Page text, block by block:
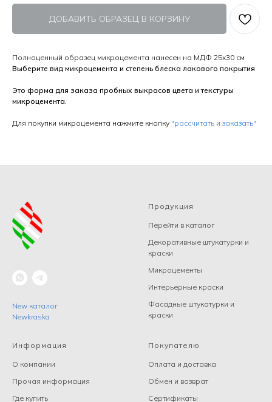
ДОБАВИТЬ ОБРАЗЕЦ В КОРЗИНУ
Полноценный образец микроцемента нанесен на МДФ 25х30 см
Выберите вид микроцемента и степень блеска лакового покрытия
Это форма для заказа пробных выкрасов цвета и текстуры
микроцемента.
Для покупки микроцемента нажмите кнопку "рассчитать и заказать"
New каталог
Newkraska
Продукция
Перейти в каталог
Декоративные штукатурки и
краски
Микроцементы
Интерьерные краски
Фасадные штукатурки и
краски
Информация
О компании
Прочая информация
Где купить
Покупателю
Оплата и доставка
Обмен и возврат
Сертификаты